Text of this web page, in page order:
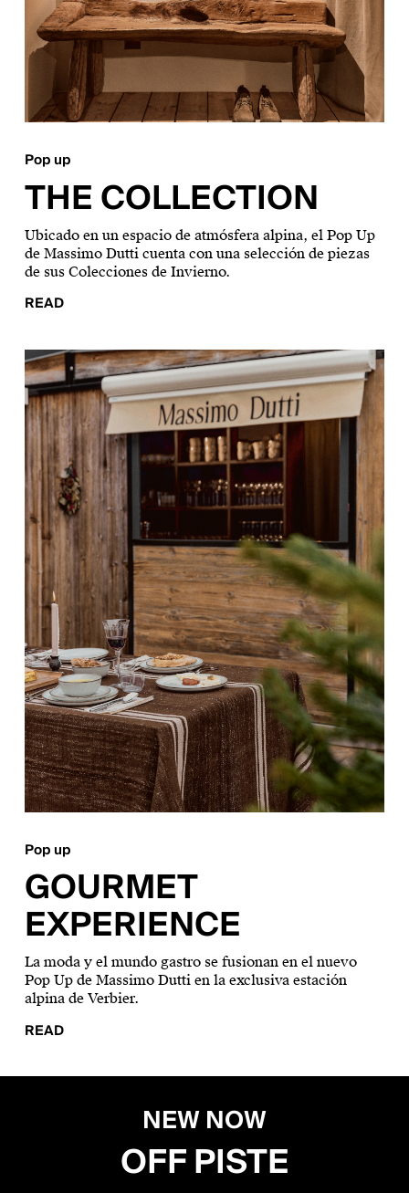
Pop up
THE COLLECTION
Ubicado en un espacio de atmósfera alpina, el Pop Up
de Massimo Dutti cuenta con una selección de piezas
de sus Colecciones de Invierno.
READ
Pop up
GOURMET
EXPERIENCE
La moda y el mundo gastro se fusionan en el nuevo
Pop Up de Massimo Dutti en la exclusiva estación
alpina de Verbier.
READ
NEW NOW
OFF PISTE